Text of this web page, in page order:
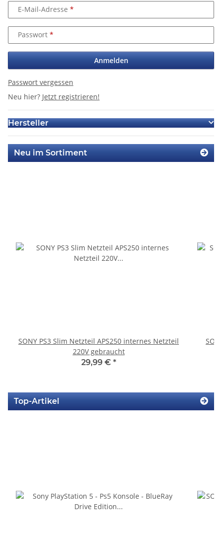
E-Mail-Adresse
Passwort
Anmelden
Passwort vergessen
Neu hier? Jetzt registrieren!
Hersteller
Neu im Sortiment
SONY PS3 Slim Netzteil APS250 internes Netzteil
220V gebraucht
29,99 € *
Top-Artikel